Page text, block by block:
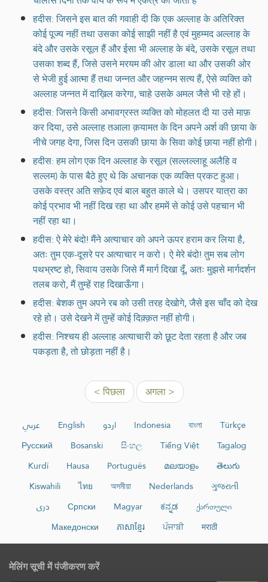
हदीस: जिसने इस बात की गवाही दी कि एक अल्लाह के अतिरिक्त
कोई पूज्य नहीं तथा उसका कोई साझी नहीं है एवं मुहम्मद अल्लाह के
बंदे और उसके रसूल हैं और ईसा भी अल्लाह के बंदे, उसके रसूल तथा
उसका शब्द हैं, जिसे उसने मरयम की ओर डाला था और उसकी ओर
से भेजी हुई आत्मा हैं तथा जन्नत और जहन्नम सत्य हैं, ऐसे व्यक्ति को
अल्लाह जन्नत में दाख़िल करेगा, चाहे उसके अमल जैसे भी रहे हों।
हदीस: जिसने किसी अभावग्रस्त व्यक्ति को मोहलत दी या उसे माफ़
कर दिया, उसे अल्लाह तआला क़यामत के दिन अपने अर्श की छाया के
नीचे जगह देगा, जिस दिन उसकी छाया के सिवा कोई छाया नहीं होगी।
हदीस: हम लोग एक दिन अल्लाह के रसूल (सल्लल्लाहू अलैहि व
सल्लम) के पास बैठे हुए थे कि अचानक एक व्यक्ति प्रकट हुआ।
उसके वस्त्र अति सफ़ेद एवं बाल बहुत काले थे। उसपर यात्रा का
कोई प्रभाव भी नहीं दिख रहा था और हममें से कोई उसे पहचान भी
नहीं रहा था।
हदीस: ऐ मेरे बंदो! मैंने अत्याचार को अपने ऊपर हराम कर लिया है,
अतः तुम एक-दूसरे पर अत्याचार न करो। ऐ मेरे बंदो! तुम सब लोग
पथभ्रष्ट हो, सिवाय उसके जिसे मैं मार्ग दिखा दूँ, अतः मुझसे मार्गदर्शन
तलब करो, मैं तुम्हें राह दिखाऊँगा।
हदीस: बेशक तुम अपने रब को उसी तरह देखोगे, जैसे इस चाँद को देख
रहे हो। उसे देखने में तुम्हें कोई दिक़्क़त नहीं होगी।
हदीस: निश्चय ही अल्लाह अत्याचारी को छूट देता रहता है और जब
पकड़ता है, तो छोड़ता नहीं है।
< पिछला अगला >
عربي English اردو Indonesia বাংলা
Türkçe
Русский
Bosanski සිංහල Tiếng Việt
Tagalog
Kurdî
Hausa Português മലയാളം
తెలుగు
Kiswahili
ไทย অসমীয়া Nederlands
ગુજરાતી
دری
Српски Magyar ಕನ್ನಡ
ქართული
Македонски
ភាសាខ្មែរ ਪੰਜਾਬੀ मराठी
मेलिंग सूची में पंजीकरण करें